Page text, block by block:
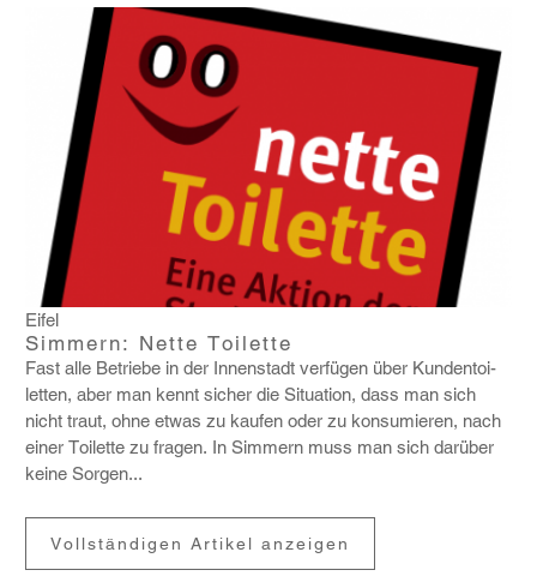
Eifel
Simmern: Nette Toilette
Fast alle Betriebe in der Innen­stadt verfügen über Kunden­toi­
letten, aber man kennt sicher die Situa­tion, dass man sich
nicht traut, ohne etwas zu kaufen oder zu konsu­mieren, nach
einer Toilette zu fragen. In Simmern muss man sich darüber
keine Sorgen...
Vollständigen Artikel anzeigen